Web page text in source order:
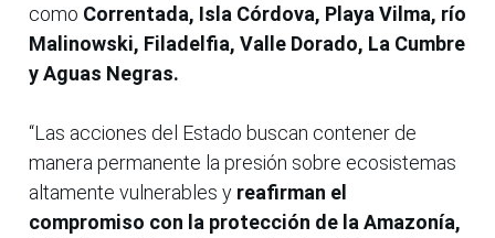
como Correntada, Isla Córdova, Playa Vilma, río
Malinowski, Filadelfia, Valle Dorado, La Cumbre
y Aguas Negras.
“Las acciones del Estado buscan contener de
manera permanente la presión sobre ecosistemas
altamente vulnerables y reafirman el
compromiso con la protección de la Amazonía,